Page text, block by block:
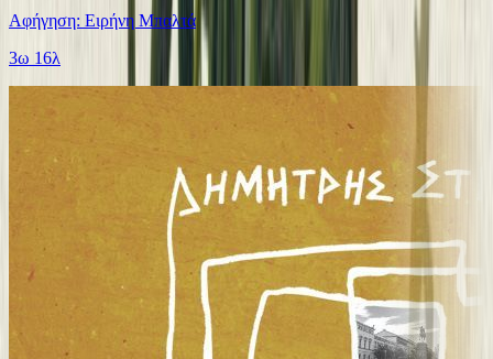
Αφήγηση: Ειρήνη Μπαλτά
3ω 16λ